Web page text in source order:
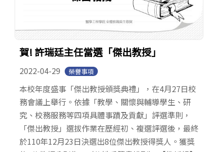
賀! 許瑞廷主任當選「傑出教授」
2022-04-29 榮譽事項
本校年度盛事「傑出教授頒獎典禮」，在4月27日校
務會議上舉行。依據「教學、關懷與輔導學生、研
究、校務服務等四項具體事蹟及貢獻」評選準則，
「傑出教授」選拔作業在歷經初、複選評選後，最終
於110年12月23日決選出8位傑出教授得獎人。獲獎